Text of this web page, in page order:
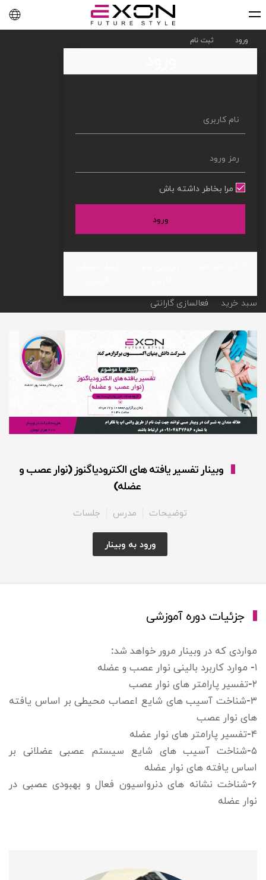
ورود ثبت نام
مرا بخاطر داشته باش
ورود
سبد خرید فعالسازی گارانتی
وبینار تفسیر یافته های الکترودیاگنوز (نوار عصب و
عضله)
توضیحات مدرس جلسات
ورود به وبینار
جزئیات دوره آموزشی
مواردی که در وبینار مرور خواهد شد:
۱- موارد کاربرد بالینی نوار عصب و عضله
۲-تفسیر پارامتر های نوار عصب
۳-شناخت آسیب های شایع اعصاب محیطی بر اساس یافته
های نوار عصب
۴-تفسیر پارامتر های نوار عضله
۵-شناخت آسیب های شایع سیستم عصبی عضلانی بر
اساس یافته های نوار عضله
۶-شناخت نشانه های دنرواسیون فعال و بهبودی عصبی در
نوار عضله